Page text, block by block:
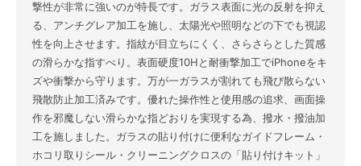
撃性が非常に強いのが特長です。ガラス表面に光の反射を抑え
る、アンチグレア加工を施し、太陽光や照明などの下でも視認
性を向上させます。指紋が目立ちにくく、さらさらとした質感
の滑らかな指すべり。表面硬度10Hと耐衝撃加工でiPhoneをキ
ズや衝撃から守ります。万が一ガラスが割れても飛び散らない
飛散防止加工済みです。優れた操作性と使用感の追求、画面操
作を邪魔しない滑らかな指どおりを実現する為、撥水・撥油加
工を施しました。ガラスの貼り付けに便利なガイドフレーム・
ホコリ取りシール・クリーニングクロスの「貼り付けキット」